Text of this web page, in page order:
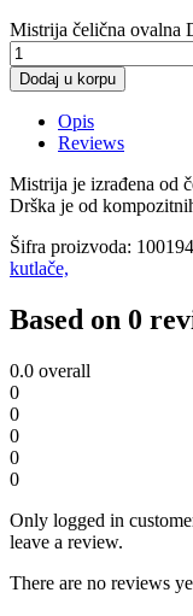
Mistrija čelična ovalna
Dodaj u korpu
Opis
Reviews
Mistrija je izrađena od
Drška je od
Šifra proizvoda:
kutlače,
Based on 0
0.0 overall
0
0
0
0
0
Only logged in
leave a review.
There are no reviews